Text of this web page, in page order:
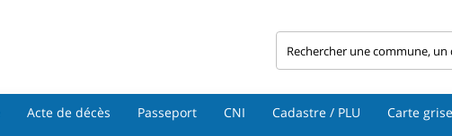
Acte de décès Passeport CNI Cadastre / PLU Carte grise